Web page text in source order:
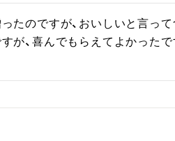
たのですが、おいしいと言っ
が、喜んでもらえてよかった